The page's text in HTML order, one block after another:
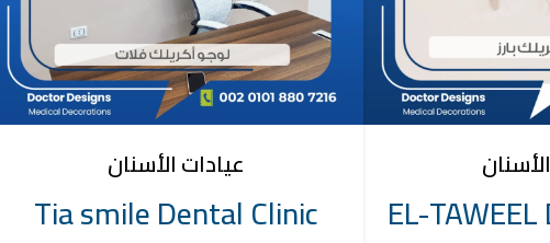
EL-
عيادات الأسنان
Tia smile Dental Clinic